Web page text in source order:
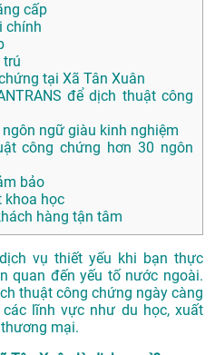
cấp
chính
trú
tại Xã Tân Xuân
để dịch thuật công
ngữ giàu kinh nghiệm
công chứng hơn 30 ngôn
bảo
khoa học
hàng tận tâm
vụ thiết yếu khi bạn thực
quan đến yếu tố nước ngoài.
thuật công chứng ngày càng
lĩnh vực như du học, xuất
mại.